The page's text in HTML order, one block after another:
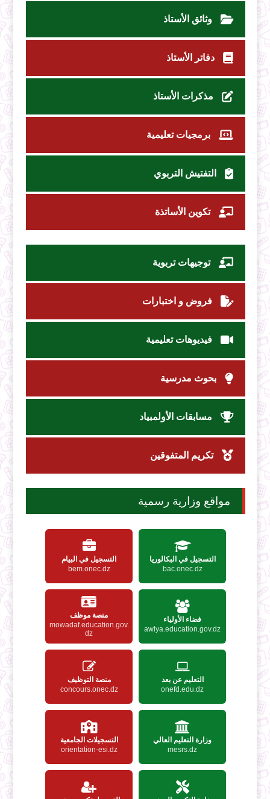
وثائق الأستاذ
دفاتر الأستاذ
مذكرات الأستاذ
برمجيات تعليمية
التفتيش التربوي
تكوين الأساتذة
توجيهات تربوية
فروض و اختبارات
فيديوهات تعليمية
بحوث مدرسية
مسابقات الأولمبياد
تكريم المتفوقين
مواقع وزارية رسمية
التسجيل في البكالوريا
bac.onec.dz
التسجيل في البيام
bem.onec.dz
فضاء الأولياء
awlya.education.gov.dz
منصة موظف
mowadaf.education.gov.
dz
التعليم عن بعد
onefd.edu.dz
منصة التوظيف
concours.onec.dz
وزارة التعليم العالي
mesrs.dz
التسجيلات الجامعية
orientation-esi.dz